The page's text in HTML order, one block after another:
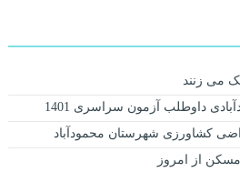
داوطلب آزمون سراسری 1401
از امروز